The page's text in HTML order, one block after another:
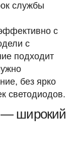
службы
с
с
подходит
без ярко
светодиодов.
широкий